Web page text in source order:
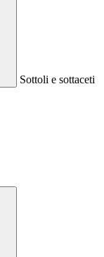
Sottoli e sottaceti